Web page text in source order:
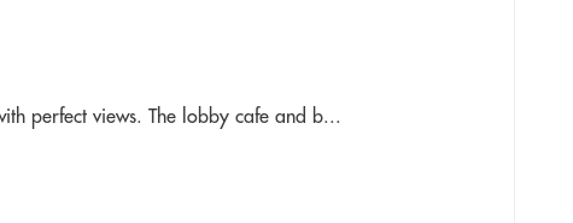
perfect views. The lobby cafe and b...